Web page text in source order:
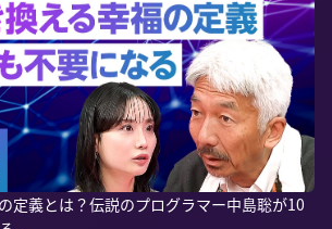
定義とは？伝説のプログラマー中島聡が10